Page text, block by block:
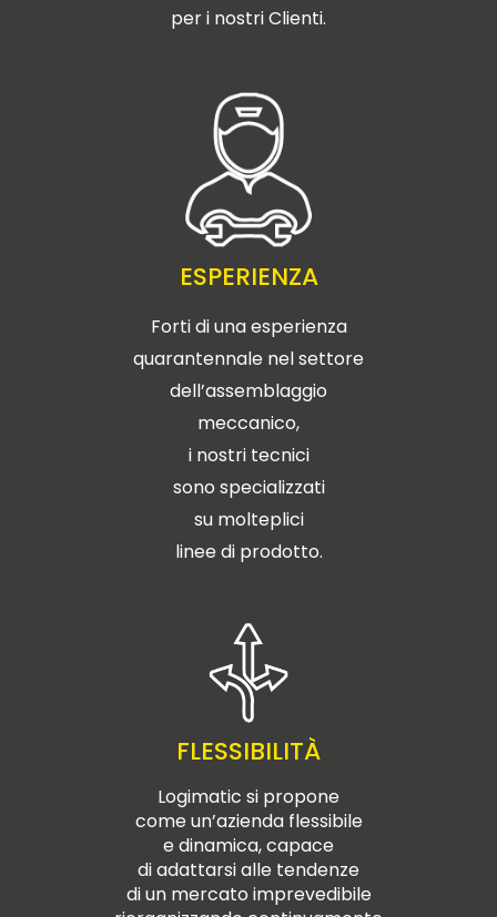
per i nostri Clienti.
ESPERIENZA
Forti di una esperienza
quarantennale nel settore
dell’assemblaggio
meccanico,
i nostri tecnici
sono specializzati
su molteplici
linee di prodotto.
FLESSIBILITÀ
Logimatic si propone
come un’azienda flessibile
e dinamica, capace
di adattarsi alle tendenze
di un mercato imprevedibile